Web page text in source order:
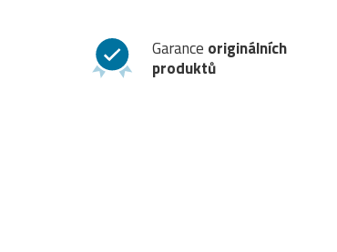
Garance originálních
produktů